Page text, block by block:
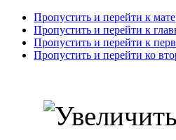
Пропустить и перейти к
Пропустить и перейти к
Пропустить и перейти к
Пропустить и перейти ко